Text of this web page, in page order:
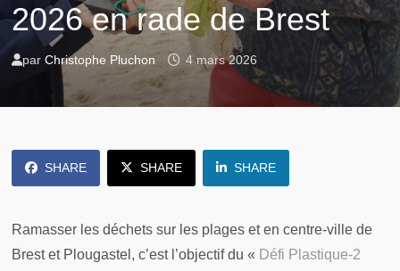
2026 en rade de Brest
par Christophe Pluchon 4 mars 2026
SHARE SHARE SHARE
Ramasser les déchets sur les plages et en centre-ville de
Brest et Plougastel, c’est l’objectif du « Défi Plastique-2